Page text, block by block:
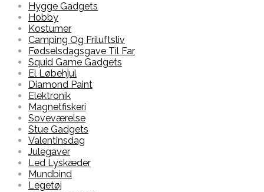
Hygge Gadgets
Hobby
Kostumer
Camping Og Friluftsliv
Fødselsdagsgave Til Far
Squid Game Gadgets
El Løbehjul
Diamond Paint
Elektronik
Magnetfiskeri
Soveværelse
Stue Gadgets
Valentinsdag
Julegaver
Led Lyskæder
Mundbind
Legetøj